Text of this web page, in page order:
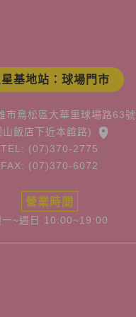
星基地站：球場門市
市鳥松區大華里球場路63號
山飯店下近本館路)
TEL: (07)370-2775
FAX: (07)370-6072
營業時間
一~週日 10:00~19:00